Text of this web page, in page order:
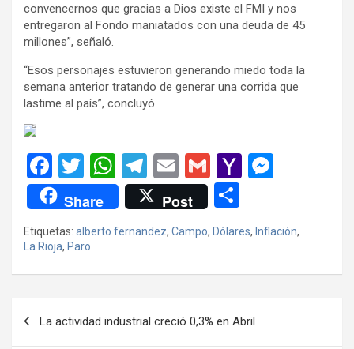
convencernos que gracias a Dios existe el FMI y nos
entregaron al Fondo maniatados con una deuda de 45
millones”, señaló.
“Esos personajes estuvieron generando miedo toda la
semana anterior tratando de generar una corrida que
lastime al país”, concluyó.
F
a
ce
b
o
k
T
wi
tt
er
W
h
at
s
A
p
T
el
e
gr
a
E
m
ail
G
m
ail
Y
o
o
ail
n
g
Share Post
m
p
tir
Etiquetas: alberto fernandez, Campo, Dólares, Inflación,
La Rioja, Paro
La actividad industrial creció 0,3% en Abril